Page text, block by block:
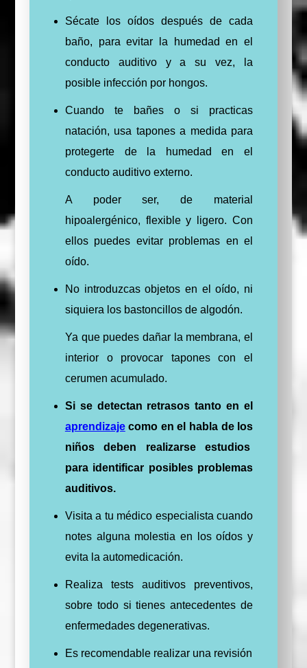
Sécate los oídos después de cada
baño, para evitar la humedad en el
conducto auditivo y a su vez, la
posible infección por hongos.
Cuando te bañes o si practicas
natación, usa tapones a medida para
protegerte de la humedad en el
conducto auditivo externo.
A poder ser, de material
hipoalergénico, flexible y ligero. Con
ellos puedes evitar problemas en el
oído.
No introduzcas objetos en el oído, ni
siquiera los bastoncillos de algodón.
Ya que puedes dañar la membrana, el
interior o provocar tapones con el
cerumen acumulado.
Si se detectan retrasos tanto en el
aprendizajecomo en el habla de los
niños deben realizarse estudios
para identificar posibles problemas
auditivos.
Visita a tu médico especialista cuando
notes alguna molestia en los oídos y
evita la automedicación.
Realiza tests auditivos preventivos,
sobre todo si tienes antecedentes de
enfermedades degenerativas.
Es recomendable realizar una revisión